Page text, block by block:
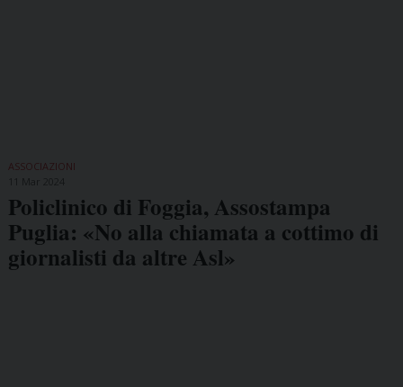
ASSOCIAZIONI
Policlinico di Foggia, Assostampa
Puglia: «No alla chiamata a cottimo di
giornalisti da altre Asl»